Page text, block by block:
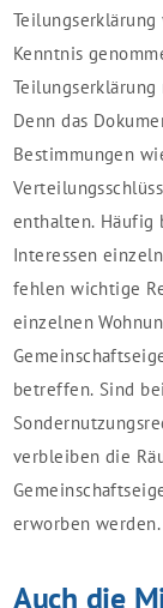
Kenntnis
Denn das
Bestimmungen
enthalten. Häufig
Interessen
fehlen wichtige
einzelnen
betreffen. Sind
verbleiben die
erworben werden.
Auch die